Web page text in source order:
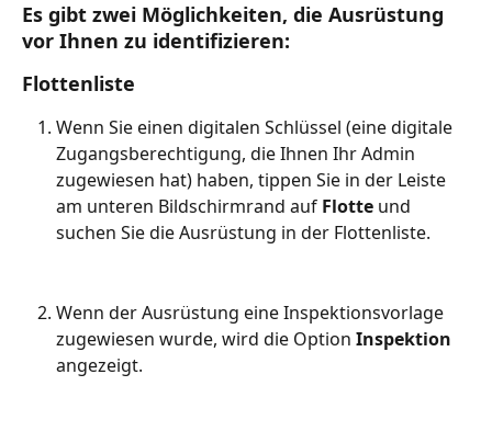
Es gibt zwei Möglichkeiten, die Ausrüstung
vor Ihnen zu identifizieren:
Flottenliste
Wenn Sie einen digitalen Schlüssel (eine digitale
Zugangsberechtigung, die Ihnen Ihr Admin
zugewiesen hat) haben, tippen Sie in der Leiste
am unteren Bildschirmrand auf Flotte und
suchen Sie die Ausrüstung in der Flottenliste.
Wenn der Ausrüstung eine Inspektionsvorlage
zugewiesen wurde, wird die Option Inspektion
angezeigt.